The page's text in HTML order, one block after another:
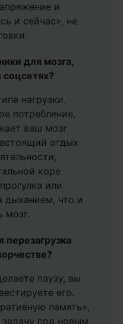
и
и сейчас», не
для мозга,
нагрузки.
потребление,
ваш мозг
отдых
коре
или
дыханием, что и
мозг.
перезагрузка
паузу, вы
его.
память»,
задачу под новым